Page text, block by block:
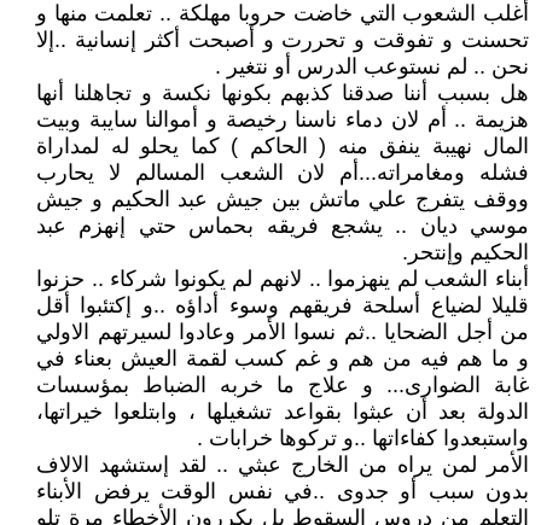
أغلب الشعوب التي خاضت حروبا مهلكة .. تعلمت منها و
تحسنت و تفوقت و تحررت و أصبحت أكثر إنسانية ..إلا
نحن .. لم نستوعب الدرس أو نتغير .
هل بسبب أننا صدقنا كذبهم بكونها نكسة و تجاهلنا أنها
هزيمة .. أم لان دماء ناسنا رخيصة و أموالنا سايبة وبيت
المال نهيبة ينفق منه ( الحاكم ) كما يحلو له لمداراة
فشله ومغامراته...أم لان الشعب المسالم لا يحارب
ووقف يتفرج علي ماتش بين جيش عبد الحكيم و جيش
موسي ديان .. يشجع فريقه بحماس حتي إنهزم عبد
الحكيم وإنتحر.
أبناء الشعب لم ينهزموا .. لانهم لم يكونوا شركاء .. حزنوا
قليلا لضياع أسلحة فريقهم وسوء أداؤه ..و إكتئبوا أقل
من أجل الضحايا ..ثم نسوا الأمر وعادوا لسيرتهم الاولي
و ما هم فيه من هم و غم كسب لقمة العيش بعناء في
غابة الضوارى... و علاج ما خربه الضباط بمؤسسات
الدولة بعد أن عبثوا بقواعد تشغيلها ، وابتلعوا خيراتها،
واستبعدوا كفاءاتها ..و تركوها خرابات .
الأمر لمن يراه من الخارج عبثي .. لقد إستشهد الالاف
بدون سبب أو جدوى ..في نفس الوقت يرفض الأبناء
التعلم من دروس السقوط بل يكررون الأخطاء مرة تلو